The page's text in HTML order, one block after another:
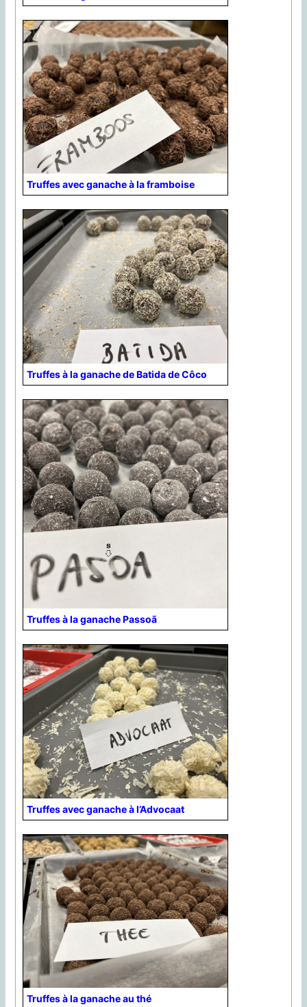
Truffes avec ganache à la framboise
Truffes à la ganache de Batida de Côco
Truffes à la ganache Passoã
Truffes avec ganache à l’Advocaat
Truffes à la ganache au thé